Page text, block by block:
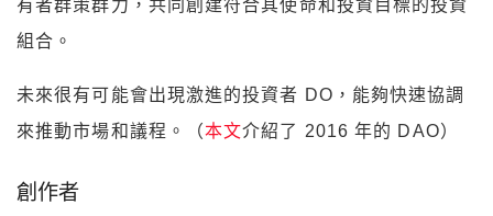
有者群策群力，共同創建符合其使命和投資目標的投資
組合。
未來很有可能會出現激進的投資者 DO，能夠快速協調
來推動市場和議程。（本文介紹了 2016 年的 DAO）
創作者